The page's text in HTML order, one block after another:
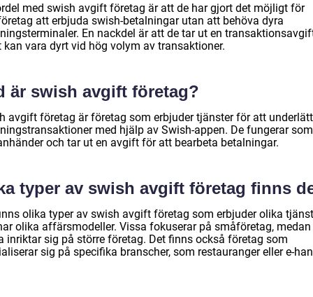
med swish avgift företag är att de har gjort det möjligt för
att erbjuda swish-betalningar utan att behöva dyra
En nackdel är att de tar ut en
kan vara dyrt vid hög volym av transaktioner.
är swish avgift företag?
avgift företag är företag som erbjuder tjänster för att
med hjälp av Swish-appen. De fungerar som
och tar ut en avgift för att bearbeta betalningar.
typer av swish avgift företag finns
olika typer av swish avgift företag som erbjuder olika
olika affärsmodeller. Vissa fokuserar på småföretag, medan
inriktar sig på större företag. Det finns också företag som
sig på specifika branscher, som restauranger eller e-